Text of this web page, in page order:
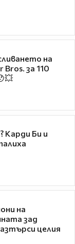
на
за 110
Карди Би и
на
зад
целия